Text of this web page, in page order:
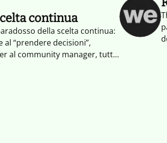
continua
della scelta continua:
“prendere decisioni”,
al community manager, tutte